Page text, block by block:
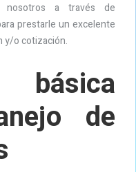
nosotros a través de
prestarle un excelente
y/o cotización.
básica
de